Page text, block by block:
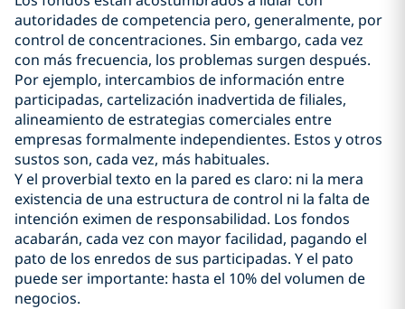
autoridades de competencia pero, generalmente, por
control de concentraciones. Sin embargo, cada vez
con más frecuencia, los problemas surgen después.
Por ejemplo, intercambios de información entre
participadas, cartelización inadvertida de filiales,
alineamiento de estrategias comerciales entre
empresas formalmente independientes. Estos y otros
sustos son, cada vez, más habituales.
Y el proverbial texto en la pared es claro: ni la mera
existencia de una estructura de control ni la falta de
intención eximen de responsabilidad. Los fondos
acabarán, cada vez con mayor facilidad, pagando el
pato de los enredos de sus participadas. Y el pato
puede ser importante: hasta el 10% del volumen de
negocios.